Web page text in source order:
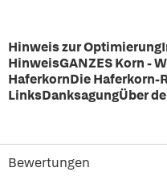
Hinweis zur
HinweisGANZES Korn -
HaferkornDie Haferkorn-
LinksDanksagungÜber
Bewertungen